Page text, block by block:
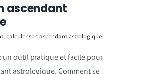
ascendant
,calculer son ascendant astrologique
un outil pratique et facile pour
astrologique. Comment se